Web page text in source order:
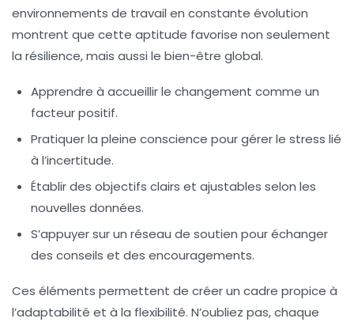
environnements de travail en constante évolution
montrent que cette aptitude favorise non seulement
la résilience, mais aussi le bien-être global.
Apprendre à accueillir le changement comme un
facteur positif.
Pratiquer la pleine conscience pour gérer le stress lié
à l’incertitude.
Établir des objectifs clairs et ajustables selon les
nouvelles données.
S’appuyer sur un réseau de soutien pour échanger
des conseils et des encouragements.
Ces éléments permettent de créer un cadre propice à
l’adaptabilité et à la flexibilité. N’oubliez pas, chaque